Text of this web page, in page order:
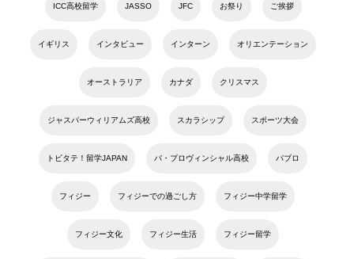
ICC高校留学 JASSO JFC お祭り ご挨拶
イギリス インタビュー インターン オリエンテーション
オーストラリア カナダ クリスマス
ジャスパーウィリアムズ高校 スカラシップ スポーツ大会
トビタテ！留学JAPAN バ・プロヴィンシャル高校 パブロ
フィジー フィジーでの過ごし方 フィジー中学留学
フィジー文化 フィジー生活 フィジー留学